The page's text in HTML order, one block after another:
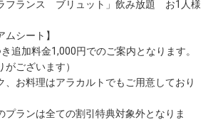
ス ブリュット」飲み放題 お1人様
ート】
金1,000円でのご案内となります。
います）
はアラカルトでもご用意しており
全ての割引特典対象外となりま